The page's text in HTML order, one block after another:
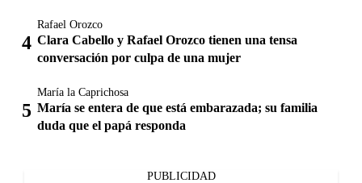
Rafael Orozco
Clara Cabello y Rafael Orozco tienen una tensa
conversación por culpa de una mujer
María la Caprichosa
María se entera de que está embarazada; su familia
duda que el papá responda
PUBLICIDAD